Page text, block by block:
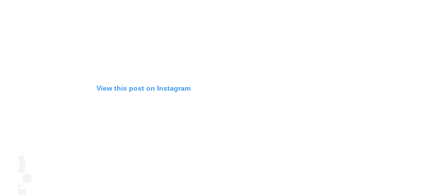
View this post on Instagram